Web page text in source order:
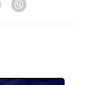
TelegramViber